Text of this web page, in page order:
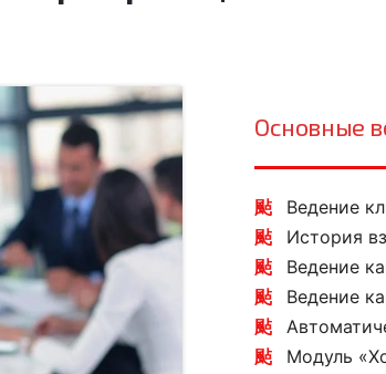
Основные
Ведение
История
Ведение
Ведение
Модуль